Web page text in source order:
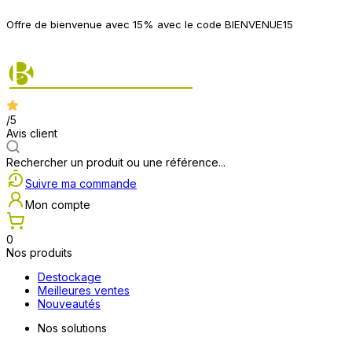
Offre de bienvenue avec 15% avec le code BIENVENUE15
/5
Avis client
Rechercher un produit ou une référence...
Suivre ma commande
Mon compte
0
Nos produits
Destockage
Meilleures ventes
Nouveautés
Nos solutions